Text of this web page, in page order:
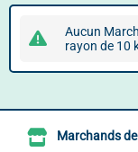
Aucun
rayon de 10
Marchands